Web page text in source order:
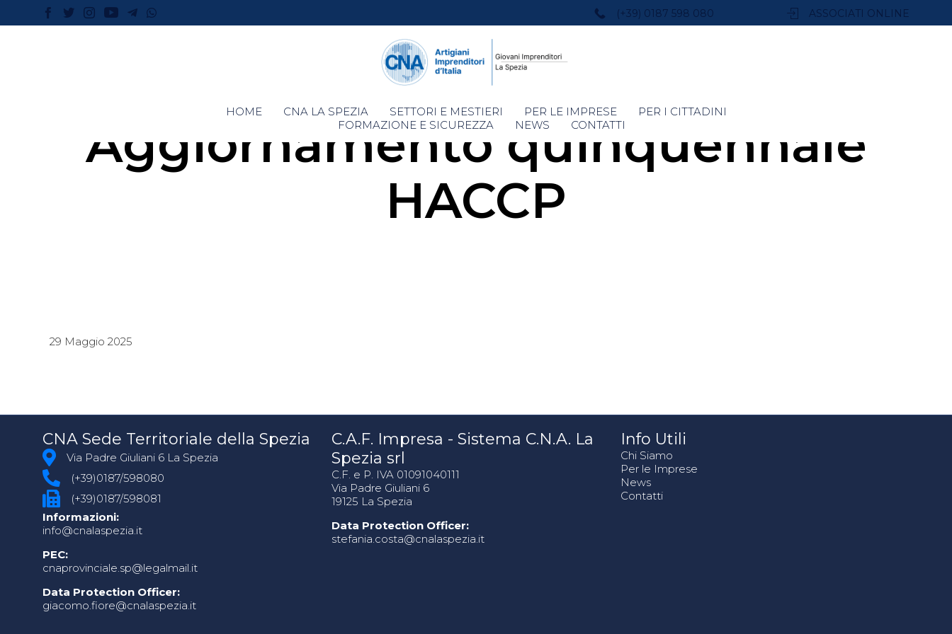
(+39) 0187 598 080 ASSOCIATI ONLINE
Skip
to
HOME CNA LA SPEZIA SETTORI E MESTIERI PER LE IMPRESE
PER I CITTADINI
FORMAZIONE E SICUREZZA
NEWS CONTATTI
Aggiornamento quinquennale
HACCP
29 Maggio 2025
CNA Sede Territoriale della Spezia
Via Padre Giuliani 6 La Spezia
(+39)0187/598080
(+39)0187/598081
Informazioni:
info@cnalaspezia.it
PEC:
cnaprovinciale.sp@legalmail.it
Data Protection Officer:
giacomo.fiore@cnalaspezia.it
C.A.F. Impresa - Sistema C.N.A. La
Spezia srl
C.F. e P. IVA 01091040111
Via Padre Giuliani 6
19125 La Spezia
Data Protection Officer:
stefania.costa@cnalaspezia.it
Info Utili
Chi Siamo
Per le Imprese
News
Contatti